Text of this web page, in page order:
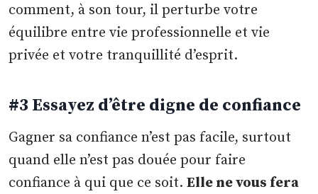
comment, à son tour, il perturbe votre
équilibre entre vie professionnelle et vie
privée et votre tranquillité d’esprit.
#3 Essayez d’être digne de confiance
Gagner sa confiance n’est pas facile, surtout
quand elle n’est pas douée pour faire
confiance à qui que ce soit.Elle ne vous fera